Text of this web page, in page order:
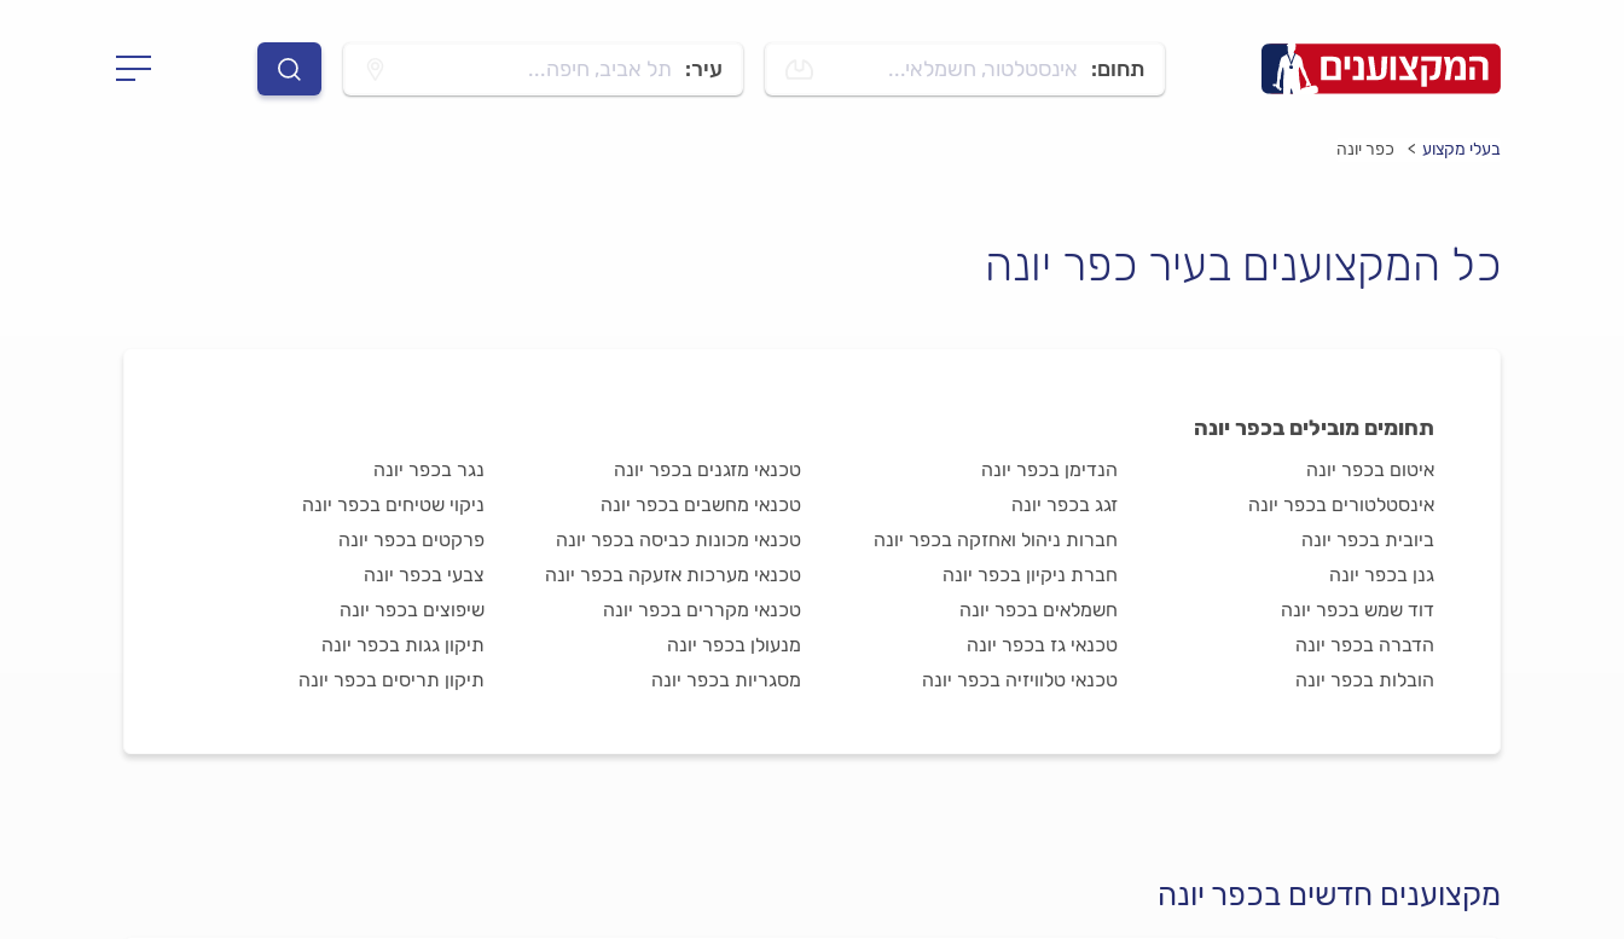
תחום: אינסטלטור, חשמלאי... עיר: תל אביב, חיפה...
בעלי מקצוע כפר יונה
כל המקצוענים בעיר כפר יונה
תחומים מובילים בכפר יונה
איטום בכפר יונה
אינסטלטורים בכפר יונה
ביובית בכפר יונה
גנן בכפר יונה
דוד שמש בכפר יונה
הדברה בכפר יונה
הובלות בכפר יונה
הנדימן בכפר יונה
זגג בכפר יונה
חברות ניהול ואחזקה בכפר יונה
חברת ניקיון בכפר יונה
חשמלאים בכפר יונה
טכנאי גז בכפר יונה
טכנאי טלוויזיה בכפר יונה
טכנאי מזגנים בכפר יונה
טכנאי מחשבים בכפר יונה
טכנאי מכונות כביסה בכפר יונה
טכנאי מערכות אזעקה בכפר יונה
טכנאי מקררים בכפר יונה
מנעולן בכפר יונה
מסגריות בכפר יונה
נגר בכפר יונה
ניקוי שטיחים בכפר יונה
פרקטים בכפר יונה
צבעי בכפר יונה
שיפוצים בכפר יונה
תיקון גגות בכפר יונה
תיקון תריסים בכפר יונה
מקצוענים חדשים בכפר יונה